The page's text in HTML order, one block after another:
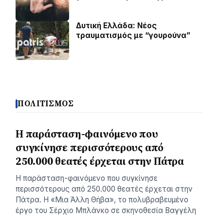
Δυτική Ελλάδα: Νέος
τραυματισμός με “γουρούνα”
ΠΟΛΙΤΙΣΜΟΣ
Η παράσταση-φαινόμενο που
συγκίνησε περισσότερους από
250.000 θεατές έρχεται στην Πάτρα
Η παράσταση-φαινόμενο που συγκίνησε
περισσότερους από 250.000 θεατές έρχεται στην
Πάτρα. Η «Μια Άλλη Θήβα», το πολυβραβευμένο
έργο του Σέρχιο Μπλάνκο σε σκηνοθεσία Βαγγέλη